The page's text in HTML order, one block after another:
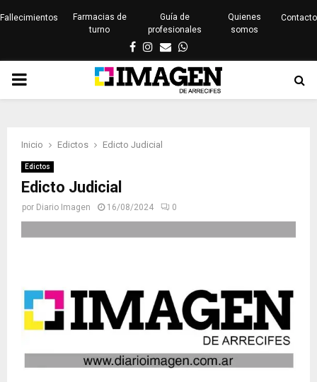
Fallecimientos
Farmacias de
turno
Guía de
profesionales
Quienes
somos
Contacto
Facebook
Instagram
EmailWhatsapp
PRIMARY
Inicio Edictos Edicto Judicial
Edictos
Edicto Judicial
por Diario Imagen 16/08/2024 0